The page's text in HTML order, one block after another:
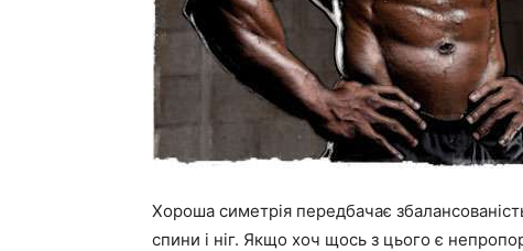
Хороша симетрія передбачає
спини і ніг. Якщо хоч щось з цього є